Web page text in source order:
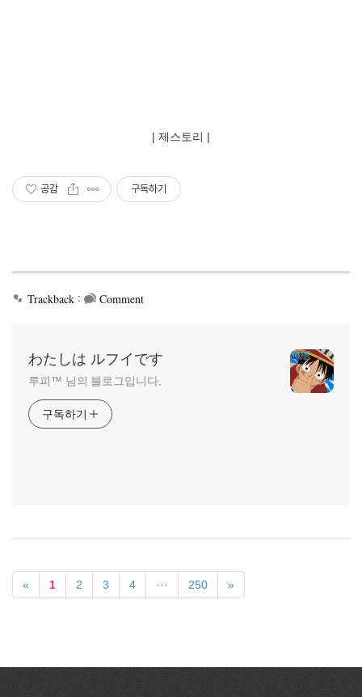
| 제스토리 |
공감 구독하기
Trackback : Comment
わたしは ルフイです
루피™ 님의 블로그입니다.
구독하기
« 1 2 3 4 ··· 250 »